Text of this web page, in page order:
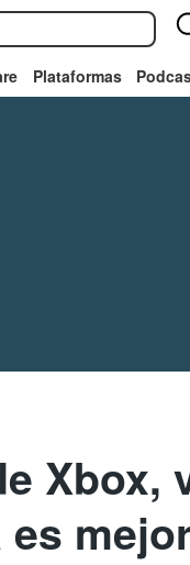
Plataformas
Xbox,